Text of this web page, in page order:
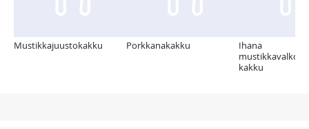
Mustikkajuustokakku Porkkanakakku
Ihana
kakku